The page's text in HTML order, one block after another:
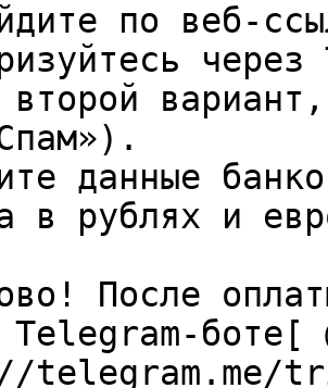
по веб-
второй
данные
в рублях и
После
Telegram-